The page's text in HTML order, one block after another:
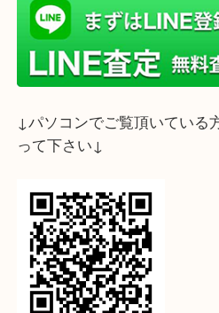
ライン査定始めました☆
↓スマホでご覧頂いている
↓パソコンでご覧頂いて